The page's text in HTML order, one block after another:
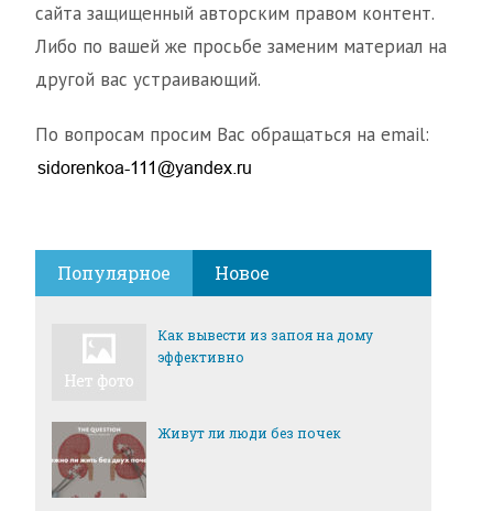
сайта защищенный авторским правом контент.
Либо по вашей же просьбе заменим материал на
другой вас устраивающий.
По вопросам просим Вас обращаться на email:
Популярное Новое
Как вывести из запоя на дому
эффективно
Живут ли люди без почек